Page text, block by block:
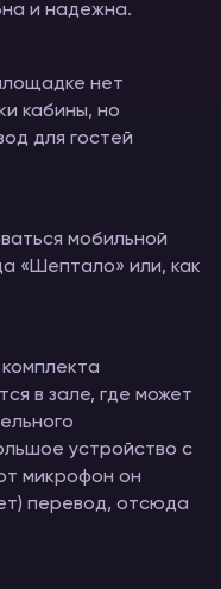
и надежна.
нет
кабины, но
для гостей
мобильной
«Шептало» или, как
в зале, где может
устройство с
микрофон он
перевод, отсюда